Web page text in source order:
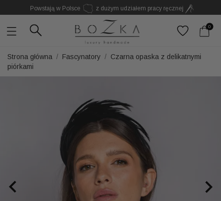
Powstają w Polsce z dużym udziałem pracy ręcznej
Twój znak rozpoznawczy. Nie kolejny dodatek 0
Strona główna Fascynatory
Czarna opaska z delikatnymi
piórkami
 